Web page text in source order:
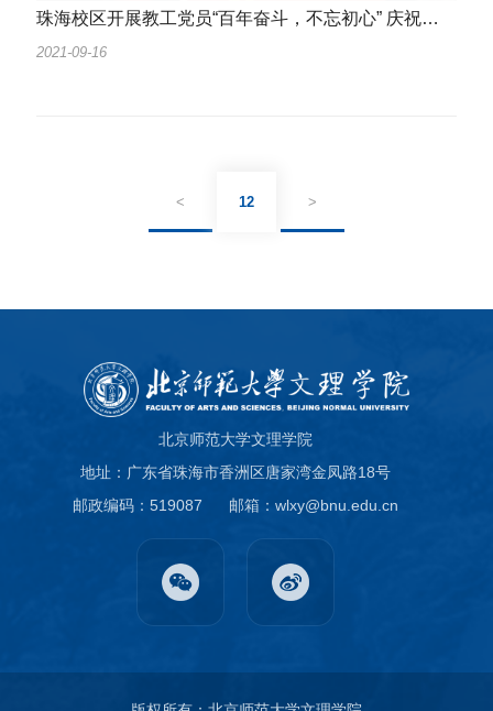
珠海校区开展教工党员“百年奋斗，不忘初心” 庆祝建党100周年红色观影活动
2021-09-16
< 12 >
北京师范大学文理学院
地址：广东省珠海市香洲区唐家湾金凤路18号
邮政编码：519087
邮箱：wlxy@bnu.edu.cn